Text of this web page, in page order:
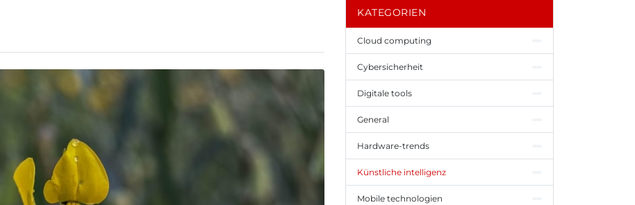
KATEGORIEN
Cloud computing
Cybersicherheit
Digitale tools
General
Hardware-trends
Künstliche intelligenz
Mobile technologien